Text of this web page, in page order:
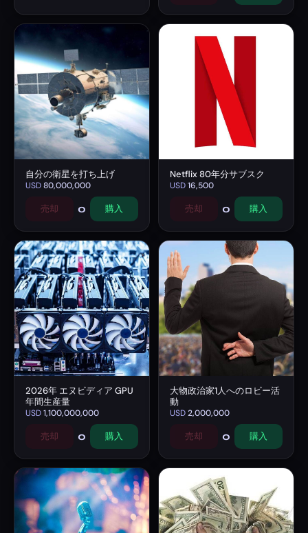
自分の衛星を打ち上げ
USD80,000,000
売却 0 購入
Netflix 80年分サブスク
USD16,500
売却 0 購入
2026年 エヌビディア GPU
年間生産量
USD1,100,000,000
売却 0 購入
大物政治家1人へのロビー活
動
USD2,000,000
売却 0 購入